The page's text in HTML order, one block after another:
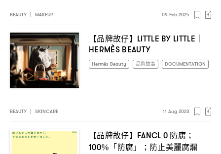
BEAUTY MAKEUP 09 Feb 2024
【品牌故仔】 LITTLE BY LITTLE｜
HERMÈS BEAUTY
Hermès Beauty 品牌故事 DOCUMENTATION
BEAUTY SKINCARE 11 Aug 2023
【品牌故仔】 FANCL 0 防腐 ；
100％ 「防腐」 ； 防止美麗腐爛